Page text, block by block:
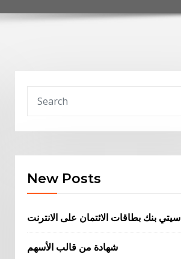
New Posts
سيتي بنك بطاقات الائتمان على الانترنت
شهادة من قالب الأسهم